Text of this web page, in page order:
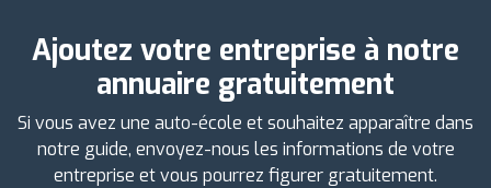
Ajoutez votre entreprise à notre
annuaire gratuitement
Si vous avez une auto-école et souhaitez apparaître dans
notre guide, envoyez-nous les informations de votre
entreprise et vous pourrez figurer gratuitement.